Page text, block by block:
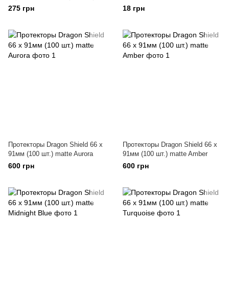
100 шт
275 грн 18 грн
Протекторы Dragon Shield 66 x
91мм (100 шт.) matte Aurora
600 грн
Протекторы Dragon Shield 66 x
91мм (100 шт.) matte Amber
600 грн